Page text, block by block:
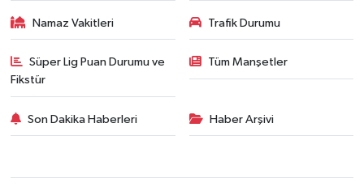
Namaz Vakitleri Trafik Durumu
Süper Lig Puan Durumu ve
Fikstür
Tüm Manşetler
Son Dakika Haberleri Haber Arşivi